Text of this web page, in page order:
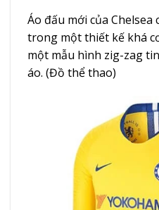
Áo đấu mới của Chelsea
trong một thiết kế khá
một mẫu hình zig-zag
áo. (Đồ thể thao)